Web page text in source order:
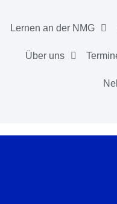
Lernen an der NMG
Über uns